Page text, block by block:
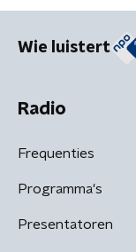
Wie luistert
Radio
Frequenties
Programma's
Presentatoren